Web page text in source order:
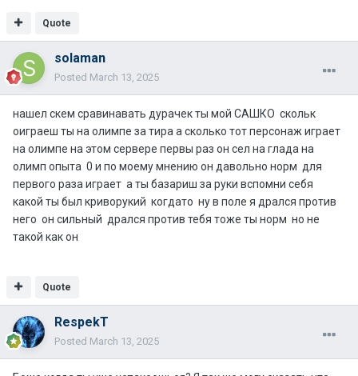
Quote
solaman
Posted March 13, 2025
нашел скем сравинавать дурачек ты мой САШКО скольк
оиграеш ты на олимпе за тира а сколько тот персонаж играет
на олимпе на этом сервере первы раз он сел на глада на
олимп опыта 0 и по моему мнению он давольно норм для
первого раза играет а ты базариш за руки вспомни себя
какой ты был криворукий когдато ну в поле я дрался против
него он сильный дрался против тебя тоже ты норм но не
такой как он
Quote
RespekT
Posted March 13, 2025